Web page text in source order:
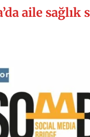
aile sağlık